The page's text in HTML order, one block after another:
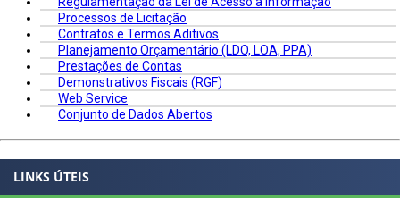
Processos de Licitação
Contratos e Termos Aditivos
Planejamento Orçamentário (LDO, LOA, PPA)
Prestações de Contas
Demonstrativos Fiscais (RGF)
Web Service
Conjunto de Dados Abertos
LINKS ÚTEIS